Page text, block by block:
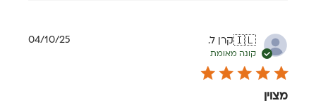
🇮🇱קרן ל.
קונה מאומת
מצוין
תאריך04/10/25